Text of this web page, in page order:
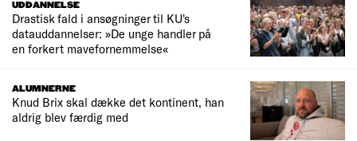
UDDANNELSE
Drastisk fald i ansøgninger til KU's
datauddannelser: »De unge handler på
en forkert mavefornemmelse«
ALUMNERNE
Knud Brix skal dække det kontinent, han
aldrig blev færdig med